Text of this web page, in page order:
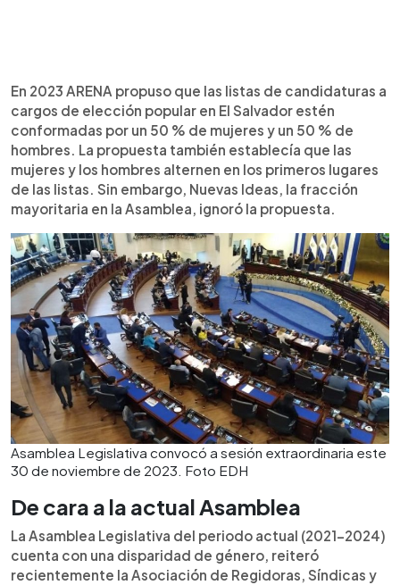
En 2023 ARENA propuso que las listas de candidaturas a
cargos de elección popular en El Salvador estén
conformadas por un 50 % de mujeres y un 50 % de
hombres. La propuesta también establecía que las
mujeres y los hombres alternen en los primeros lugares
de las listas. Sin embargo, Nuevas Ideas, la fracción
mayoritaria en la Asamblea, ignoró la propuesta.
Asamblea Legislativa convocó a sesión extraordinaria este
30 de noviembre de 2023. Foto EDH
De cara a la actual Asamblea
La Asamblea Legislativa del periodo actual (2021-2024)
cuenta con una disparidad de género, reiteró
recientemente la Asociación de Regidoras, Síndicas y